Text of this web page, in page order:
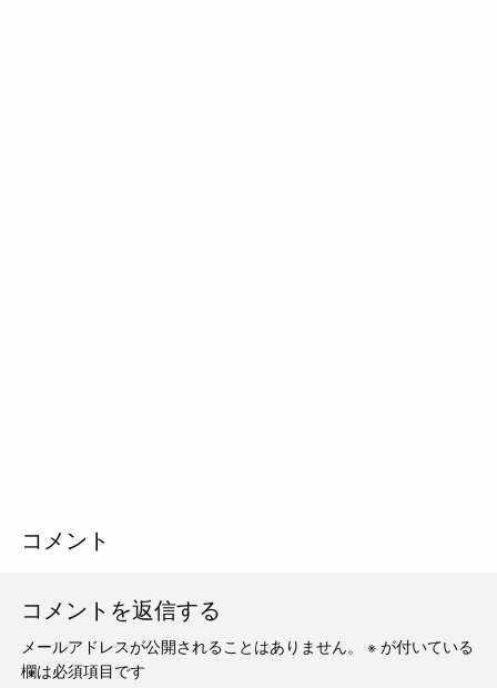
コメント
コメントを返信する
メールアドレスが公開されることはありません。 ※ が付いている
欄は必須項目です